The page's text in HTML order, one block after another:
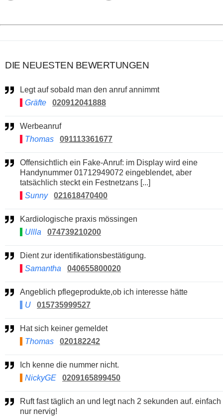
DIE NEUESTEN BEWERTUNGEN
Legt auf sobald man den anruf annimmt
Gräfte
020912041888
Werbeanruf
Thomas
091113361677
Offensichtlich ein Fake-Anruf: im Display wird eine
Handynummer 01712949072 eingeblendet, aber
tatsächlich steckt ein Festnetzans [...]
Sunny
021618470400
Kardiologische praxis mössingen
Ullla
074739210200
Dient zur identifikationsbestätigung.
Samantha
040655800020
Angeblich pflegeprodukte,ob ich interesse hätte
U
015735999527
Hat sich keiner gemeldet
Thomas
020182242
Ich kenne die nummer nicht.
NickyGE
0209165899450
Ruft fast täglich an und legt nach 2 sekunden auf. einfach
nur nervig!